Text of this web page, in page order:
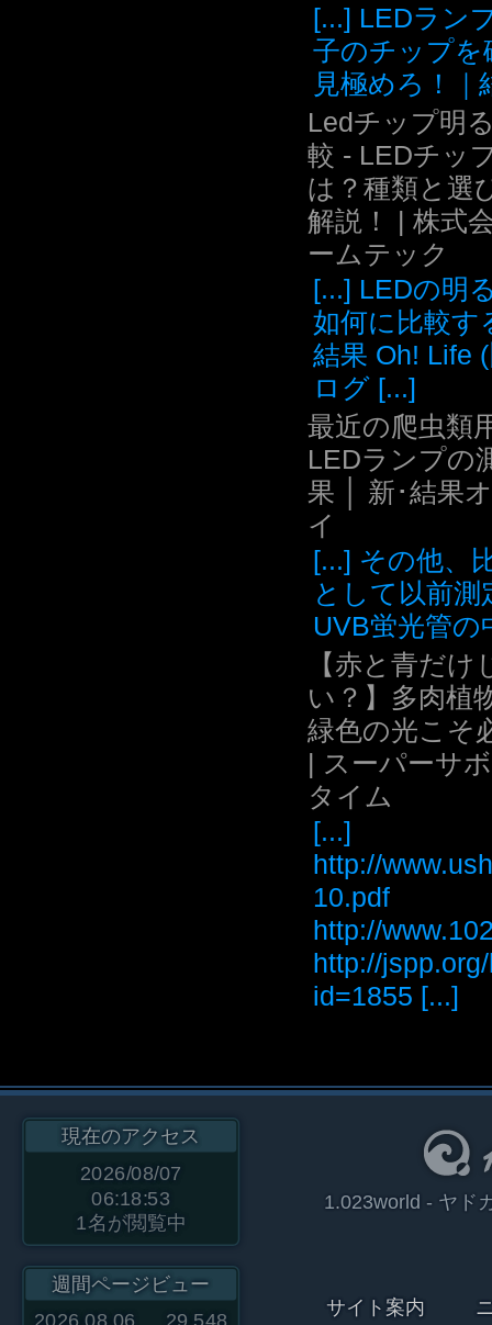
[...] LEDラン
子のチップを
見極めろ！｜
Ledチップ明
較 - LEDチッ
は？種類と選
解説！ | 株式
ームテック
[...] LEDの明
如何に比較す
結果 Oh! Life
ログ [...]
最近の爬虫類
LEDランプの
果 │ 新･結果
イ
[...] その他、
として以前測
UVB蛍光管の
【赤と青だけ
い？】多肉植
緑色の光こそ
| スーパーサ
タイム
[...]
http://
10.pdf
http://
http://
id=1855 [...]
現在のアクセス
2026/08/07
06:18:53
1名が閲覧中
週間ページビュー
1.023world - ヤド
サイト案内